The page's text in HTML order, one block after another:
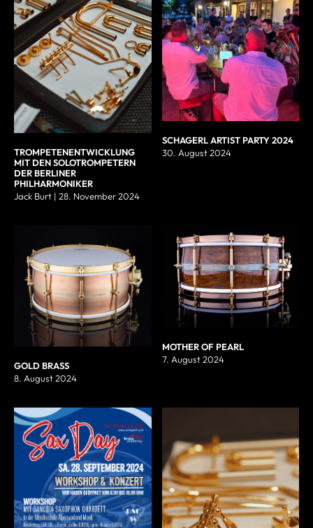
TROMPETENENTWICKLUNG
MIT DEN SOLOTROMPETERN
DER BERLINER
PHILHARMONIKER
Jack Burt | 28. November 2024
SCHAGERL ARTIST PARTY 2024
30. August 2024
GOLD BRASS
8. August 2024
MOTHER OF PEARL
7. August 2024